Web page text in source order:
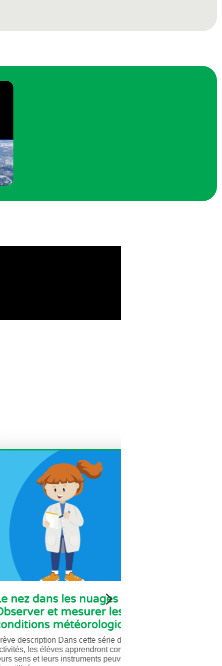
les nuages -
et mesurer les
météorologiques
Dans cette série de trois
élèves apprendront comment
leurs instruments peuvent